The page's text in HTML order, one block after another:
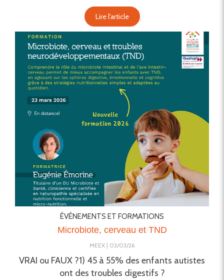
Lire l'article
ÉVÉNEMENTS ET FORMATIONS
Microbiote, cerveau et TND
MEEX 03/03/26
VRAI ou FAUX ?1) 45 à 55% des enfants autistes
ont des troubles digestifs ?